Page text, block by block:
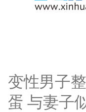
g
s
变性男子
蛋 与妻子